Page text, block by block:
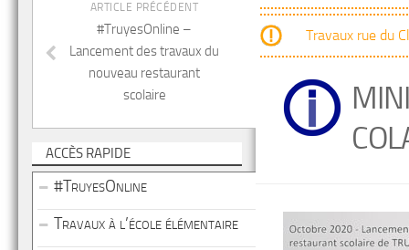
Travaux rue du
ARTICLE PRÉCÉDENT
#TruyesOnline –
Lancement des travaux du
nouveau restaurant
scolaire
ACCÈS RAPIDE
#TruyesOnline
Travaux à l’école élémentaire